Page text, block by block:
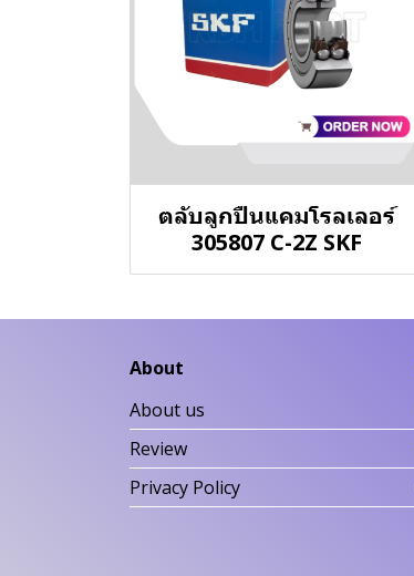
ตลับลูกปืนแคมโรลเลอร์
305807 C-2Z SKF
About
About us
Review
Privacy Policy